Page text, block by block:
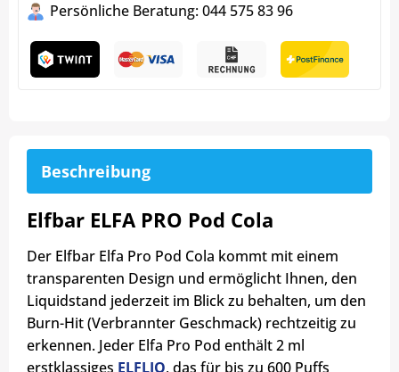
Persönliche Beratung: 044 575 83 96
Beschreibung
Elfbar ELFA PRO Pod Cola
Der Elfbar Elfa Pro Pod Cola kommt mit einem
transparenten Design und ermöglicht Ihnen, den
Liquidstand jederzeit im Blick zu behalten, um den
Burn-Hit (Verbrannter Geschmack) rechtzeitig zu
erkennen. Jeder Elfa Pro Pod enthält 2 ml
erstklassiges ELFLIQ, das für bis zu 600 Puffs